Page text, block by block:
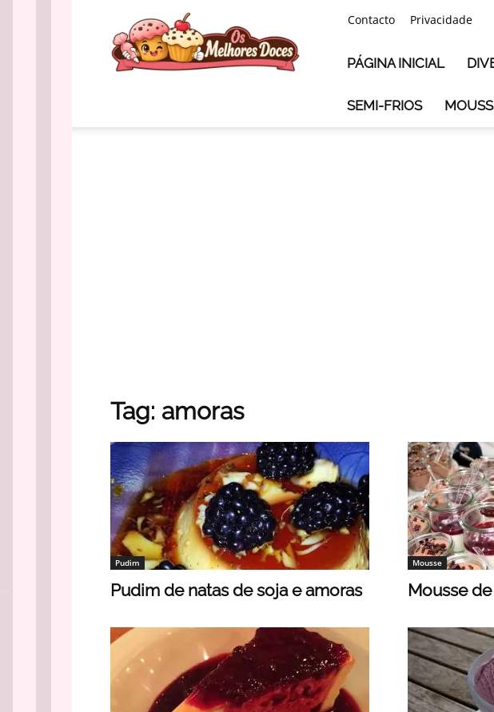
Melhores
Doces
Contacto Privacidade
PÁGINA INICIAL
SEMI-FRIOS
Tag: amoras
Pudim
Pudim de natas de soja e amoras
Mousse
Mousse